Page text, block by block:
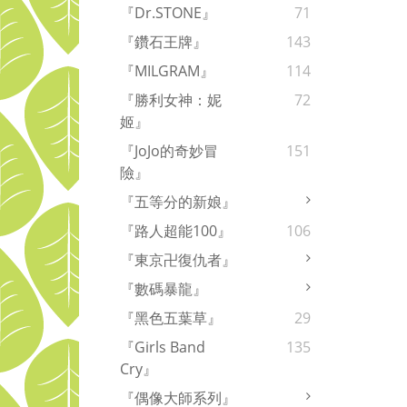
『Dr.STONE』
71
『鑽石王牌』
143
『MILGRAM』
114
『勝利女神：妮
姬』
72
『JoJo的奇妙冒
險』
151
『五等分的新娘』
『路人超能100』
106
『東京卍復仇者』
『數碼暴龍』
『黑色五葉草』
29
『Girls Band
Cry』
135
『偶像大師系列』